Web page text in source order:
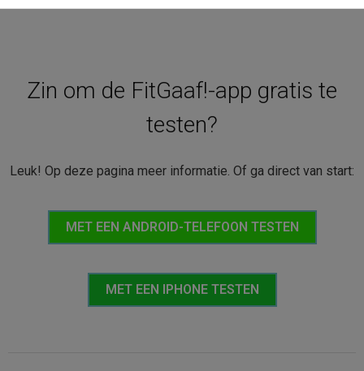
Bestellen
Winkelmand
Zin om de FitGaaf!-app gratis te
testen?
Leuk! Op deze pagina meer informatie. Of ga direct van start:
MET EEN ANDROID-TELEFOON TESTEN
MET EEN IPHONE TESTEN